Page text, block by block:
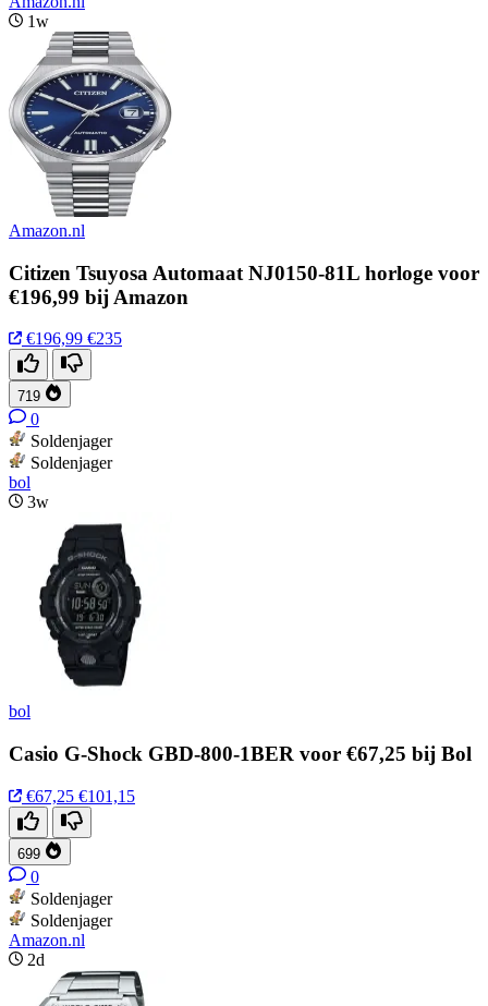
1w
Amazon.nl
Citizen Tsuyosa Automaat NJ0150-81L horloge voor
€196,99 bij Amazon
€196,99 €235
719
0
Soldenjager
Soldenjager
bol
3w
bol
Casio G-Shock GBD-800-1BER voor €67,25 bij Bol
€67,25 €101,15
699
0
Soldenjager
Soldenjager
Amazon.nl
2d